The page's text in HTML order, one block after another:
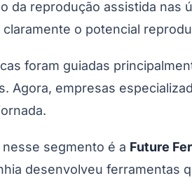
da reprodução assistida
o potencial
foram guiadas
Agora, empresas
segmento é a Future
desenvolveu ferramentas